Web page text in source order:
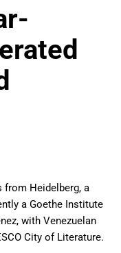
from Heidelberg, a
a Goethe Institute
with Venezuelan
City of Literature.